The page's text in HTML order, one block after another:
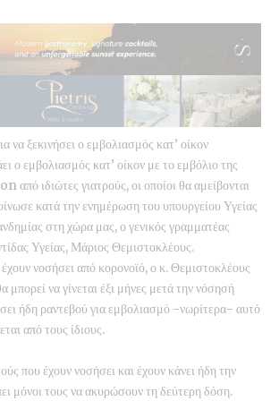
να ξεκινήσει ο εμβολιασμός κατ’ οίκον
ο εμβολιασμός κατ’ οίκον με το εμβόλιο της
ιδιώτες γιατρούς, οι οποίοι θα αμείβονται
κατά την ενημέρωση του υπουργείου Υγείας
στη χώρα μας, ο γενικός γραμματέας
Υγείας, Μάριος Θεμιστοκλέους.
νοσήσει από κορονοϊό, ο κ. Θεμιστοκλέους
μπορεί να γίνεται έξι μήνες μετά την νόσησή
ήδη ραντεβού για εμβολιασμό -νωρίτερα- αυτό
από τους ίδιους.
που έχουν νοσήσει και έχουν κάνει ήδη την
μόνοι τους να ακυρώσουν τη δεύτερη δόση.